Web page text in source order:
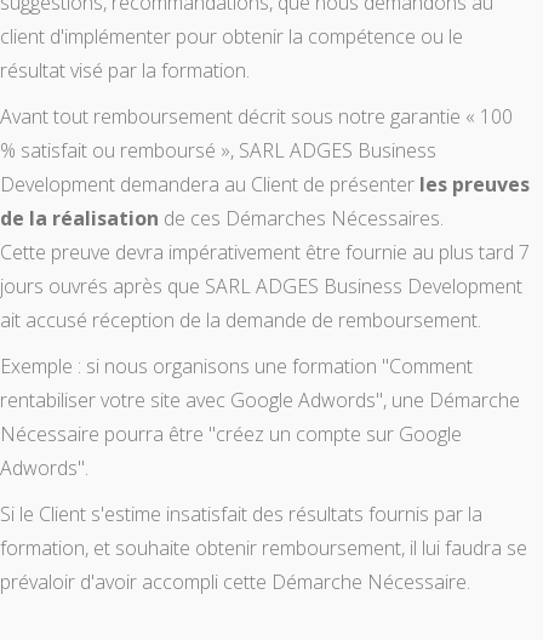
client d'implémenter pour obtenir la compétence ou le
résultat visé par la formation.
Avant tout remboursement décrit sous notre garantie « 100
% satisfait ou remboursé », SARL ADGES Business
Development demandera au Client de présenter les preuves
de la réalisation de ces Démarches Nécessaires.
Cette preuve devra impérativement être fournie au plus tard 7
jours ouvrés après que SARL ADGES Business Development
ait accusé réception de la demande de remboursement.
Exemple : si nous organisons une formation "Comment
rentabiliser votre site avec Google Adwords", une Démarche
Nécessaire pourra être "créez un compte sur Google
Adwords".
Si le Client s'estime insatisfait des résultats fournis par la
formation, et souhaite obtenir remboursement, il lui faudra se
prévaloir d'avoir accompli cette Démarche Nécessaire.